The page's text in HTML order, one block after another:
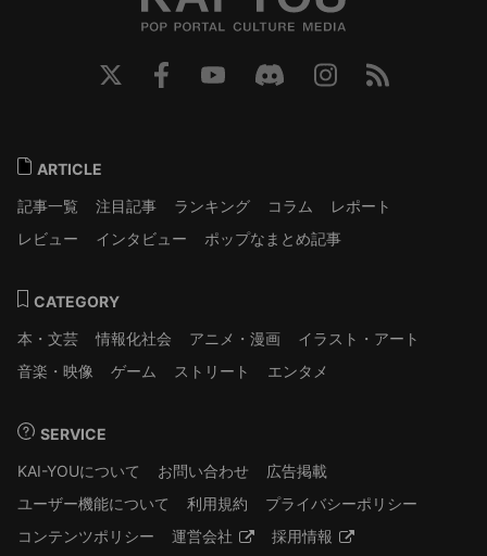
ARTICLE
記事一覧
注目記事 ランキング コラム
レポート
レビュー
インタビュー ポップなまとめ記事
CATEGORY
本・文芸
情報化社会 アニメ・漫画
イラスト・アート
音楽・映像
ゲーム ストリート エンタメ
SERVICE
KAI-YOUについて
お問い合わせ
広告掲載
ユーザー機能について
利用規約
プライバシーポリシー
コンテンツポリシー
運営会社 採用情報